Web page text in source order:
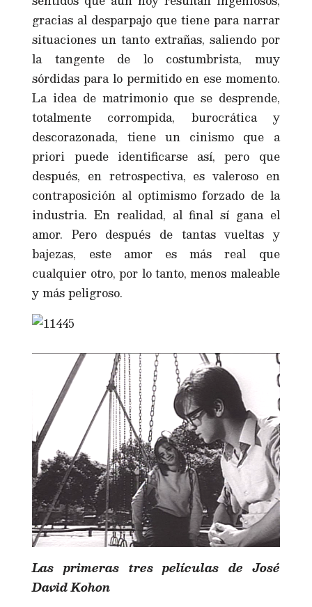
gracias al desparpajo que tiene para narrar
situaciones un tanto extrañas, saliendo por
la tangente de lo costumbrista, muy
sórdidas para lo permitido en ese momento.
La idea de matrimonio que se desprende,
totalmente corrompida, burocrática y
descorazonada, tiene un cinismo que a
priori puede identificarse así, pero que
después, en retrospectiva, es valeroso en
contraposición al optimismo forzado de la
industria. En realidad, al final sí gana el
amor. Pero después de tantas vueltas y
bajezas, este amor es más real que
cualquier otro, por lo tanto, menos maleable
y más peligroso.
Las primeras tres películas de José
David Kohon